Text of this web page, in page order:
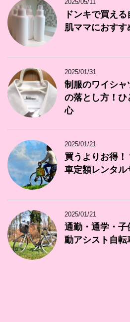
2025/05/11
ドンキで買え
肌ママにおすす
2025/01/31
制服のワイシ
の落とし方！
心
2025/01/21
買うよりお得
車定額レンタル
2025/01/21
通勤・通学・
動アシスト自転